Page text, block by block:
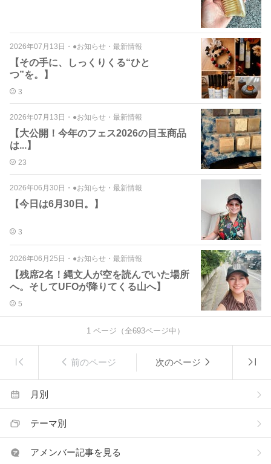
2026年07月13日 ・ ●お知らせ・最新情報
【その手に、しっくりくる“ひと
つ”を。】
3
2026年07月13日 ・ ●お知らせ・最新情報
【大公開！今年のフェス2026の目玉商品
は...】
23
2026年06月30日 ・ ●お知らせ・最新情報
【今日は6月30日。】
3
2026年06月25日 ・ ●お知らせ・最新情報
【残席2名！縄文人が空を読んでいた場所
へ。そしてUFOが降りてくる山へ】
5
1 ページ（全693ページ中）
前のページ 次のページ
月別
テーマ別
アメンバー記事を見る